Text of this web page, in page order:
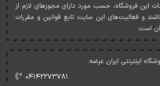
اين فروشگاه، حسب مورد دارای مجوزهای لازم از
و فعاليت‌های اين سايت تابع قوانين و مقررات
است.
اینترنتی ایران عرضه:
۰۴۱۴۲۲۷۳۷۸۱